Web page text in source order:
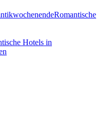
Romantische
Hotels in